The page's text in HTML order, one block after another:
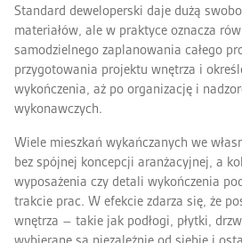
Standard deweloperski daje dużą
materiałów, ale w praktyce oznacza
samodzielnego zaplanowania całego
przygotowania projektu wnętrza i
wykończenia, aż po organizację i
wykonawczych.
Wiele mieszkań wykańczanych we
bez spójnej koncepcji aranżacyjnej, a
wyposażenia czy detali wykończenia
trakcie prac. W efekcie zdarza się, że
wnętrza – takie jak podłogi, płytki,